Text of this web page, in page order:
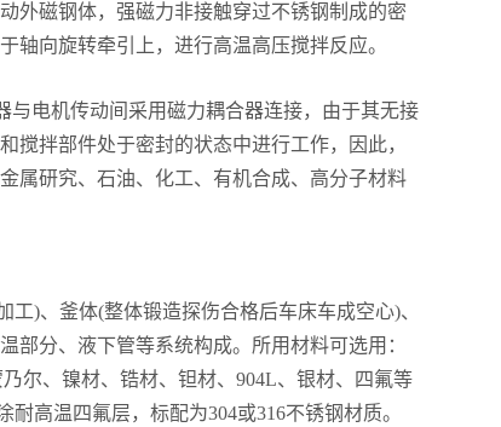
外磁钢体，强磁力非接触穿过不锈钢制成的密
轴向旋转牵引上，进行高温高压搅拌反应。
与电机传动间采用磁力耦合器连接，由于其无接
拌部件处于密封的状态中进行工作，因此，
属研究、石油、化工、有机合成、高分子材料
)、釜体(整体锻造探伤合格后车床车成空心)、
分、液下管等系统构成。所用材料可选用：
尔、镍材、锆材、钽材、904L、银材、四氟等
高温四氟层，标配为304或316不锈钢材质。